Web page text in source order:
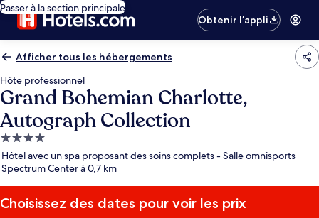
Passer à la section principale
Obtenir l’appli
Afficher tous les hébergements
Hôte professionnel
Grand Bohemian Charlotte,
Autograph Collection
Hébergement
4.0 étoiles
Hôtel avec un spa proposant des soins complets - Salle omnisports
Spectrum Center à 0,7 km
Choisissez des dates pour voir les prix